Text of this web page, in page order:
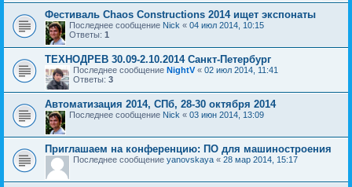
Фестиваль Chaos Constructions 2014 ищет экспонаты
Последнее сообщение Nick « 04 июл 2014, 10:15
Ответы: 1
ТЕХНОДРЕВ 30.09-2.10.2014 Санкт-Петербург
Последнее сообщение NightV« 02 июл 2014, 11:41
Ответы: 3
Автоматизация 2014, СПб, 28-30 октября 2014
Последнее сообщение Nick « 03 июн 2014, 13:09
Приглашаем на конференцию: ПО для машиностроения
Последнее сообщение yanovskaya « 28 мар 2014, 15:17